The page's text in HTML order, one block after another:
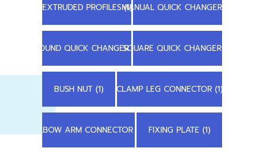
EXTRUDED PROFILES (1)MANUAL QUICK CHANGER (1)
ROUND QUICK CHANGER (1)SQUARE QUICK CHANGER (1)
BUSH NUT (1) CLAMP LEG CONNECTOR (1)
ELBOW ARM CONNECTOR (1) FIXING PLATE (1)